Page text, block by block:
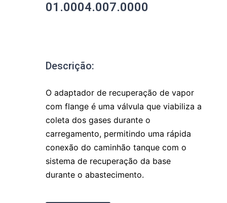
01.0004.007.0000
Descrição:
O adaptador de recuperação de vapor
com flange é uma válvula que viabiliza a
coleta dos gases durante o
carregamento, permitindo uma rápida
conexão do caminhão tanque com o
sistema de recuperação da base
durante o abastecimento.